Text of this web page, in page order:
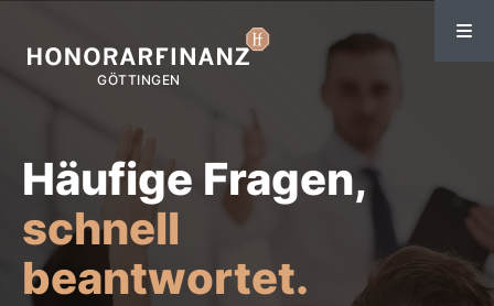
Häufige Fragen,
schnell
beantwortet.